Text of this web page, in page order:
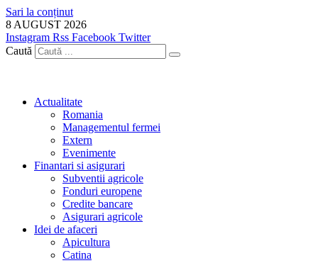
Sari la conținut
8 AUGUST 2026
Instagram Rss Facebook Twitter
Caută
Actualitate
Romania
Managementul fermei
Extern
Evenimente
Finantari si asigurari
Subventii agricole
Fonduri europene
Credite bancare
Asigurari agricole
Idei de afaceri
Apicultura
Catina